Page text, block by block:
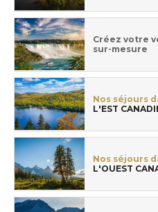
Créez votre
sur-mesure
Nos séjours
L'EST
Nos séjours
L'OUEST